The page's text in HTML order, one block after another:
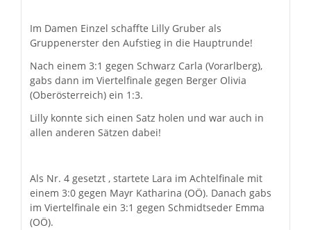
Im Damen Einzel schaffte Lilly Gruber als
Gruppenerster den Aufstieg in die Hauptrunde!
Nach einem 3:1 gegen Schwarz Carla (Vorarlberg),
gabs dann im Viertelfinale gegen Berger Olivia
(Oberösterreich) ein 1:3.
Lilly konnte sich einen Satz holen und war auch in
allen anderen Sätzen dabei!
Als Nr. 4 gesetzt , startete Lara im Achtelfinale mit
einem 3:0 gegen Mayr Katharina (OÖ). Danach gabs
im Viertelfinale ein 3:1 gegen Schmidtseder Emma
(OÖ).